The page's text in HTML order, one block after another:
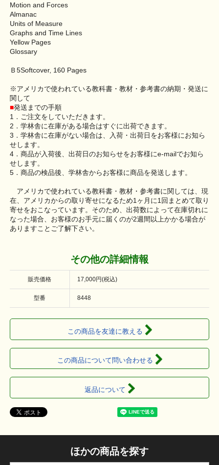
Motion and Forces
Almanac
Units of Measure
Graphs and Time Lines
Yellow Pages
Glossary
Ｂ5Softcover, 160 Pages
※アメリカで使われている教科書・教材・参考書の納期・発送に
関して
■発送までの手順
1．ご注文をしていただきます。
2．学林舎に在庫がある場合はすぐに出荷できます。
3．学林舎に在庫がない場合は、入荷・出荷日をお客様にお知ら
せします。
4．商品が入荷後、出荷日のお知らせをお客様にe-mailでお知ら
せします。
5．商品の検品後、学林舎からお客様に商品を発送します。
アメリカで使われている教科書・教材・参考書に関しては、現
在、アメリカからの取り寄せになるため1ヶ月に1回まとめて取り
寄せをおこなっています。そのため、出荷数によって在庫切れに
なった場合、お客様のお手元に届くのが2週間以上かかる場合が
ありますことご了解下さい。
その他の詳細情報
販売価格 17,000円(税込)
型番 8448
この商品を友達に教える
この商品について問い合わせる
返品について
ほかの商品を探す